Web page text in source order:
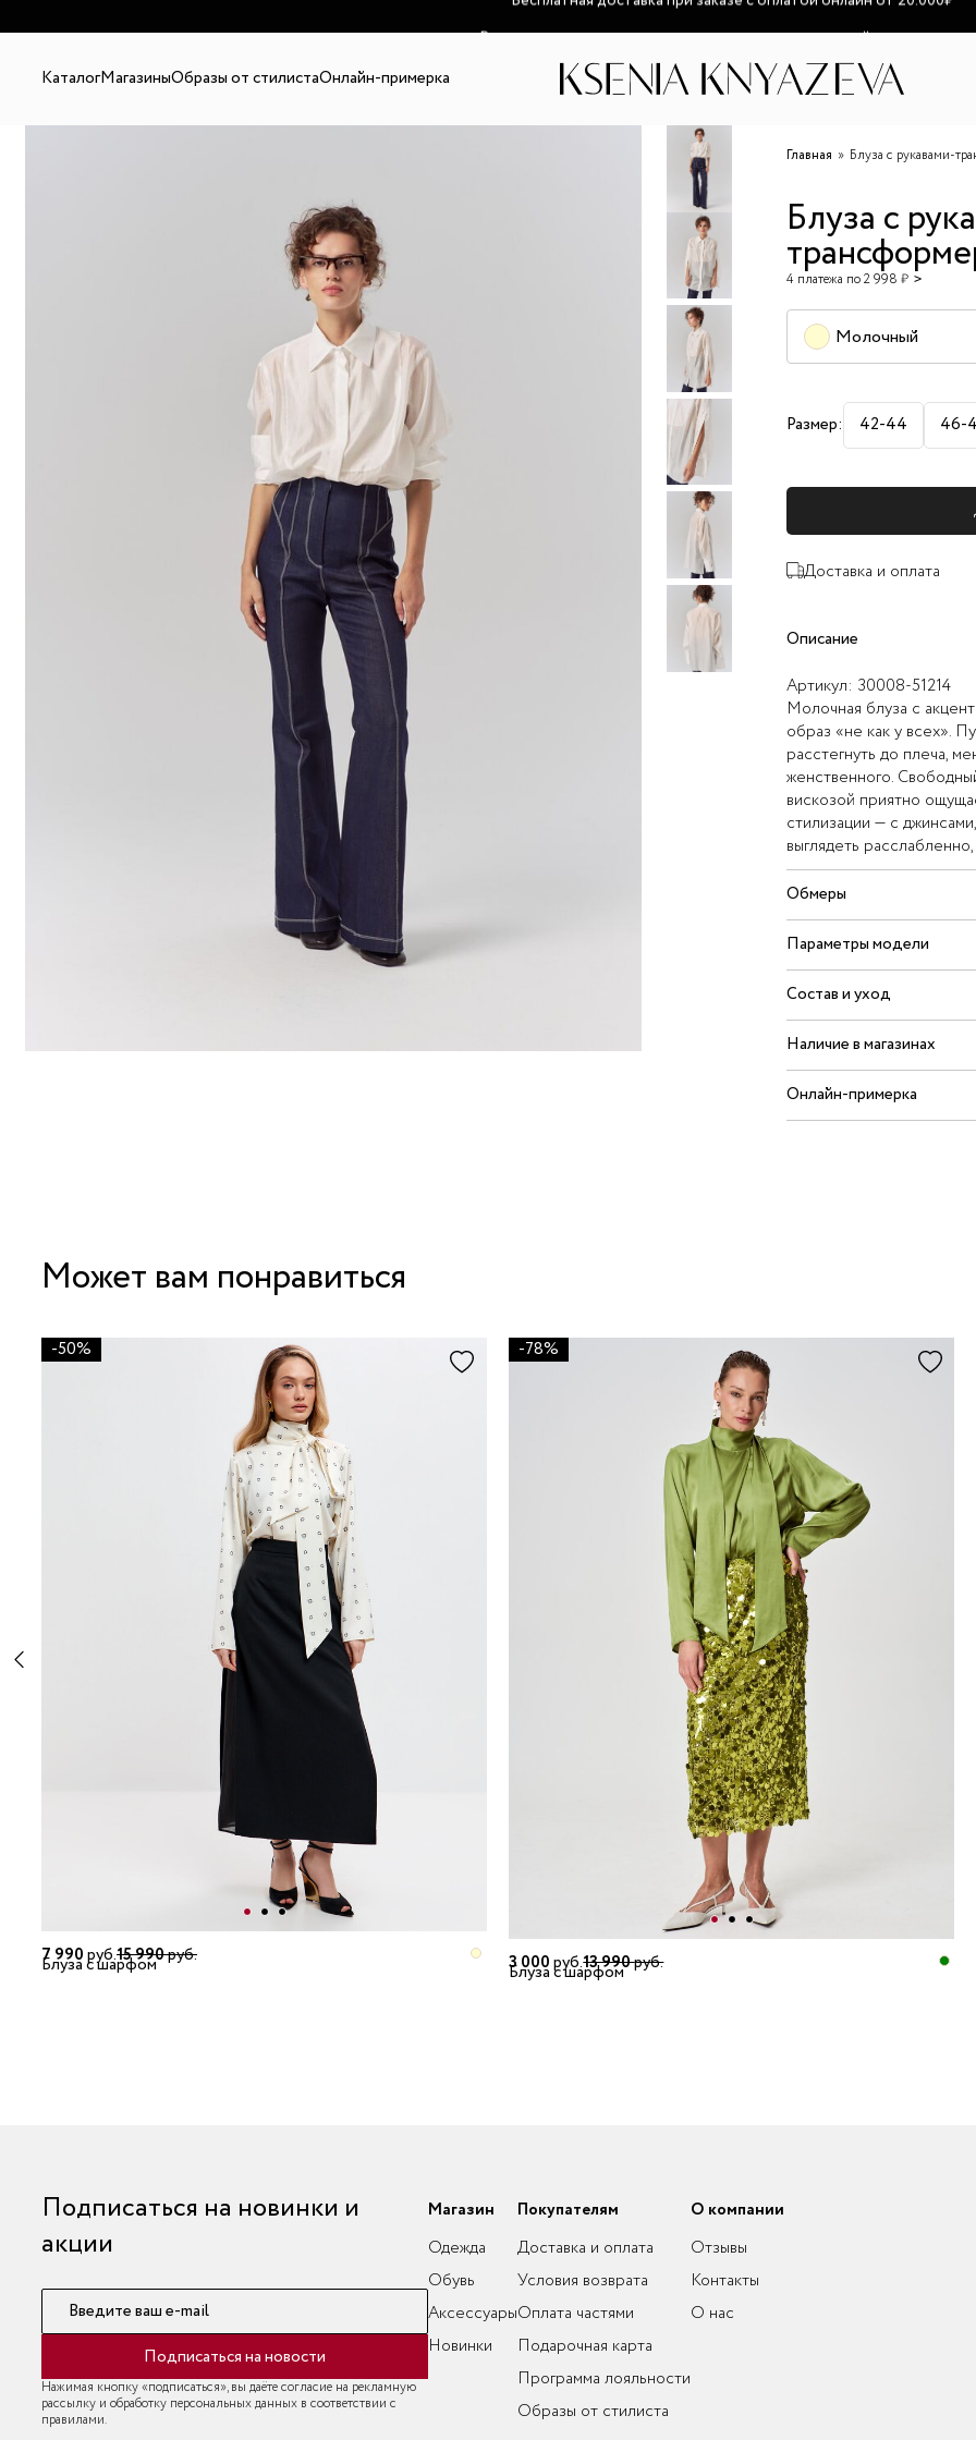
КаталогМагазиныОбразы от стилистаОнлайн-примерка
Главная Блуза с рукавами-
Блуза с
4 платежа по 2 998 ₽
Молочный
Размер: 42-44 46-
Доставка и оплата
Описание
Артикул: 30008-51214
Молочная блуза с
образ «не как у всех».
расстегнуть до плеча,
женственного.
вискозой приятно
стилизации — с
выглядеть
Обмеры
Параметры модели
Состав и уход
Наличие в магазинах
Онлайн-примерка
Может вам понравиться
-50%
7 990руб.15 990руб.
Блуза с шарфом
-78%
3 000руб.13 990руб.
Блуза с шарфом
Подписаться на новинки и
акции
Введите ваш e-mail
Подписаться на новости
Нажимая кнопку «подписаться», вы даёте согласие на рекламную
рассылку и обработку персональных данных в соответствии с
правилами.
Магазин
Одежда
Обувь
Аксессуары
Новинки
Покупателям
Доставка и оплата
Условия возврата
Оплата частями
Подарочная карта
Программа лояльности
Образы от стилиста
О компании
Отзывы
Контакты
О нас